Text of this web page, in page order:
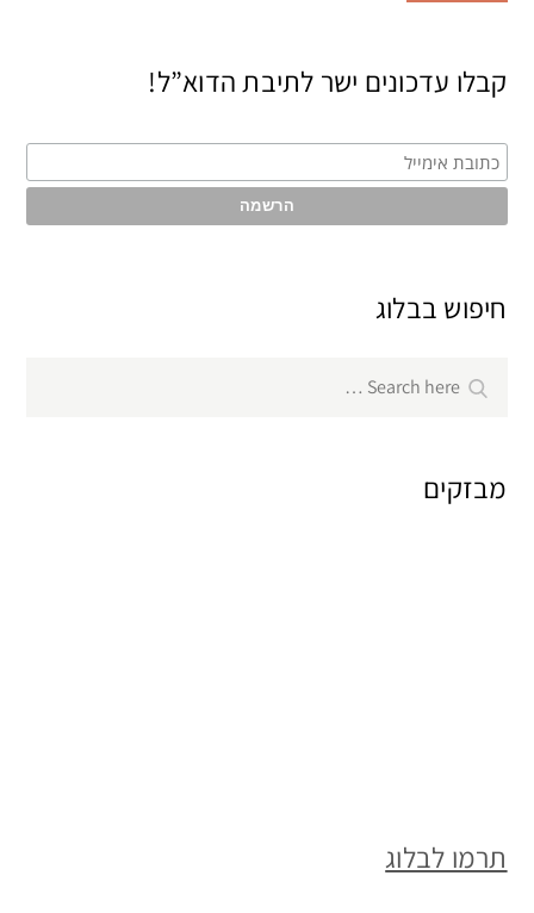
קבלו עדכונים ישר לתיבת הדוא”ל!
חיפוש בבלוג
for:
Search
מבזקים
תרמו לבלוג